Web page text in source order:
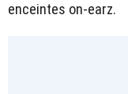
enceintes on-earz.